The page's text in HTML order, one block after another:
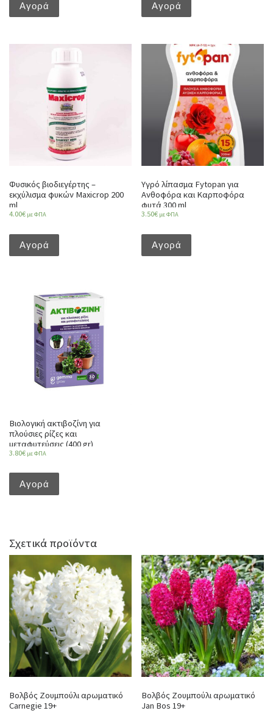
Αγορά Αγορά
Φυσικός βιοδιεγέρτης –
εκχύλισμα φυκών Maxicrop 200
ml
4.00€ με ΦΠΑ
Αγορά
Υγρό λίπασμα Fytopan για
Ανθοφόρα και Καρποφόρα
φυτά 300 ml
3.50€ με ΦΠΑ
Αγορά
Βιολογική ακτιβοζίνη για
πλούσιες ρίζες και
μεταφυτεύσεις (400 gr)
3.80€ με ΦΠΑ
Αγορά
Σχετικά προϊόντα
Βολβός Ζουμπούλι αρωματικό
Carnegie 19+
Βολβός Ζουμπούλι αρωματικό
Jan Bos 19+